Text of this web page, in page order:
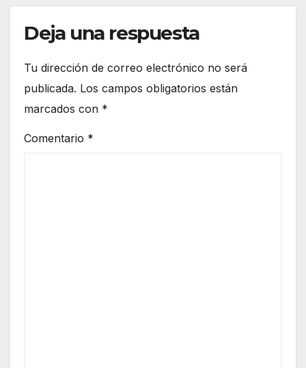
Deja una respuesta
Tu dirección de correo electrónico no será
publicada. Los campos obligatorios están
marcados con *
Comentario *